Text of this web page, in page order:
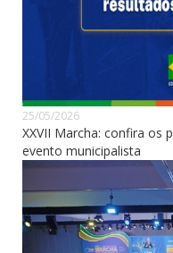
25/05/2026
XXVII Marcha: confira os
evento municipalista